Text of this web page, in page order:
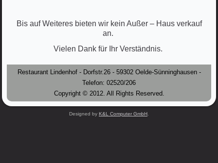
Bis auf Weiteres bieten wir kein Außer – Haus verkauf
an.
Vielen Dank für Ihr Verständnis.
Restaurant Lindenhof - Dorfstr.26 - 59302 Oelde-Sünninghausen -
Telefon: 02520/206
Copyright © 2012. All Rights Reserved.
Designed by K&L Computer GmbH.